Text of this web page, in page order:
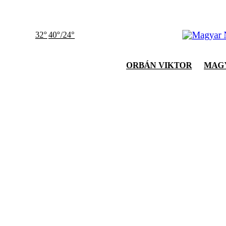
32° 40°/24°
ORBÁN VIKTOR